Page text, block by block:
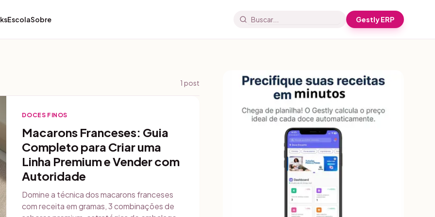
EscolaSobre Buscar artigos e receitas Gestly ERP
1 post
DOCES FINOS
Macarons Franceses: Guia
Completo para Criar uma
Linha Premium e Vender com
Autoridade
Domine a técnica dos macarons franceses
com receita em gramas, 3 combinações de